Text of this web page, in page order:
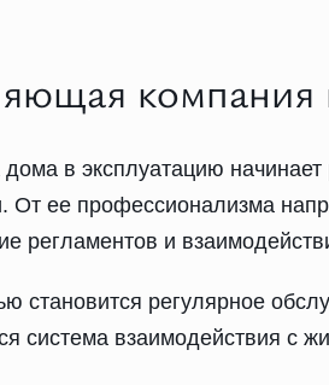
компания
в эксплуатацию
От ее профессионализма
регламентов и
становится регулярное
система взаимодействия с